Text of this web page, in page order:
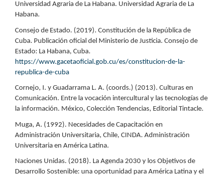
Universidad Agraria de La Habana. Universidad Agraria de La
Habana.
Consejo de Estado. (2019). Constitución de la República de
Cuba. Publicación oficial del Ministerio de Justicia. Consejo de
Estado: La Habana, Cuba.
https://www.gacetaoficial.gob.cu/es/constitucion-de-la-
republica-de-cuba
Cornejo, I. y Guadarrama L. A. (coords.) (2013). Culturas en
Comunicación. Entre la vocación intercultural y las tecnologías de
la información. México, Colección Tendencias, Editorial Tintacle.
Muga, A. (1992). Necesidades de Capacitación en
Administración Universitaria, Chile, CINDA. Administración
Universitaria en América Latina.
Naciones Unidas. (2018). La Agenda 2030 y los Objetivos de
Desarrollo Sostenible: una oportunidad para América Latina y el